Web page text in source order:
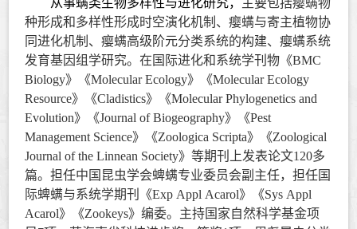
种形成和多样性形成时空演化机制、瘿螨与寄主植物协
同进化机制、瘿螨高级阶元分类系统的构建、瘿螨系统
发育基因组学研究。在国际进化和系统学刊物《BMC
Biology》 《Molecular Ecology》 《Molecular Ecology
Resource》《Cladistics》《Molecular Phylogenetics and
Evolution》《Journal of Biogeography》《Pest
Management Science》《Zoologica Scripta》《Zoological
Journal of the Linnean Society》等期刊上发表论文120多
篇。担任中国昆虫学会蜱螨专业委员会副主任，担任国
际蜱螨与系统学期刊《Exp Appl Acarol》《Sys Appl
Acarol》《Zookeys》编委。主持国家自然科学基金项